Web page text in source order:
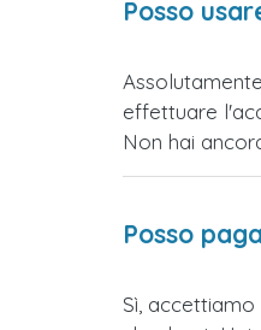
Posso
effettuare
Non hai
Posso
Sì,